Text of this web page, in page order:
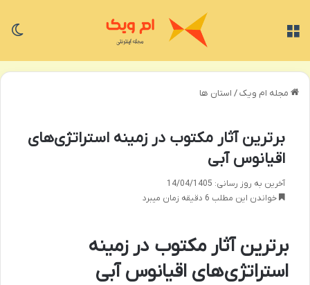
مجله ام ویک/ استان ها
برترین آثار مکتوب در زمینه استراتژی‌های
اقیانوس آبی
آخرین به روز رسانی: 14/04/1405
خواندن این مطلب 6 دقیقه زمان میبرد
برترین آثار مکتوب در زمینه
استراتژی‌های اقیانوس آبی